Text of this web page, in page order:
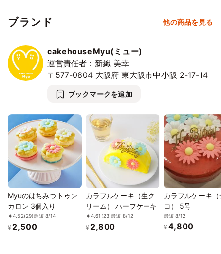
ブランド 他の商品を見る
cakehouseMyu(ミュー)
運営責任者：新織 美幸
〒577-0804 大阪府 東大阪市中小阪 2-17-14
ブックマークを追加
Myuのはちみつトゥン
カロン 3個入り
4.52(29)最短 8/14
¥ 2,500
カラフルケーキ（生ク
リーム） ハーフケーキ
4.61 (23)最短 8/12
¥ 2,800
カラフルケーキ（
コ） 5号
最短 8/12
¥ 4,800